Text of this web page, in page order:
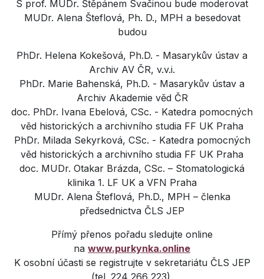
S prof. MUDr. Štěpánem Svačinou bude moderovat
MUDr. Alena Šteflová, Ph. D., MPH a besedovat
budou
PhDr. Helena Kokešová, Ph.D. - Masarykův ústav a
Archiv AV ČR, v.v.i.
PhDr. Marie Bahenská, Ph.D. - Masarykův ústav a
Archiv Akademie věd ČR
doc. PhDr. Ivana Ebelová, CSc. - Katedra pomocných
věd historických a archivního studia FF UK Praha
PhDr. Milada Sekyrková, CSc. - Katedra pomocných
věd historických a archivního studia FF UK Praha
doc. MUDr. Otakar Brázda, CSc. – Stomatologická
klinika 1. LF UK a VFN Praha
MUDr. Alena Šteflová, Ph.D., MPH – členka
předsednictva ČLS JEP
Přímý přenos pořadu sledujte online
na www.purkynka.online
K osobní účasti se registrujte v sekretariátu ČLS JEP